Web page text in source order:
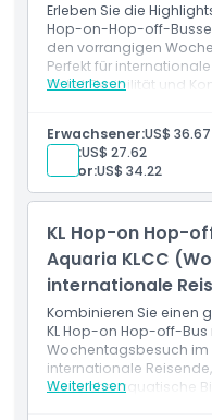
Erleben Sie die
Hop-on-Hop-off-
den vorrangigen
Perfekt für
Ticket Flexibilität und
Weiterlesen
Erwachsener:US$ 36.67
Kind:US$ 27.62
Senior:US$ 34.22
KL Hop-on Hop-
Aquaria KLCC
internationale
Kombinieren Sie einen
KL Hop-on Hop-off-
Wochentagsbesuch im
internationale
die reiche aquatische
Weiterlesen